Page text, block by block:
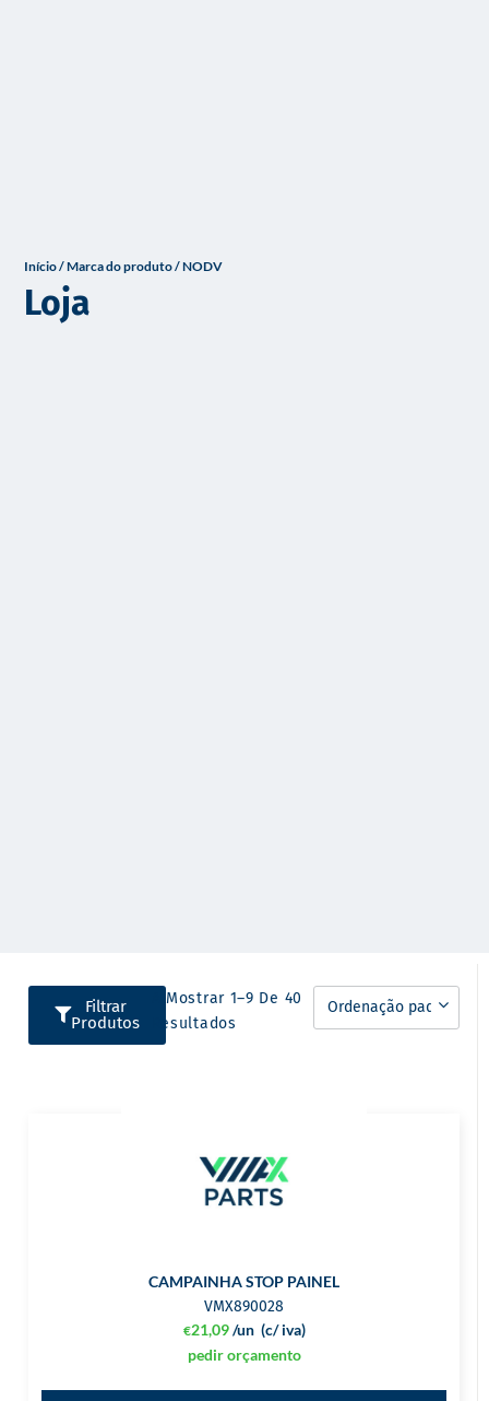
Início/ Marca do produto / NODV
Loja
Filtrar
Produtos
A Mostrar 1–9 De 40
Resultados
CAMPAINHA STOP PAINEL
VMX890028
€21,09 (c/ iva)
/un
pedir orçamento